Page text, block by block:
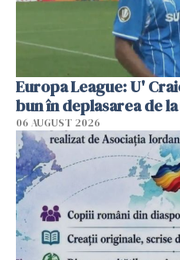
Europa League: U'
bun în deplasarea de
06 AUGUST 2026